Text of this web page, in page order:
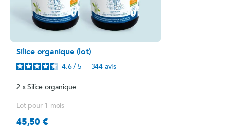
Silice organique (lot)
4.6 / 5 - 344 avis
2 x Silice organique
Lot pour 1 mois
Prix
45,50 €